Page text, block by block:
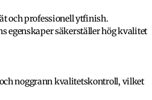
och professionell ytfinish.
egenskaper säkerställer hög kvalitet
noggrann kvalitetskontroll, vilket